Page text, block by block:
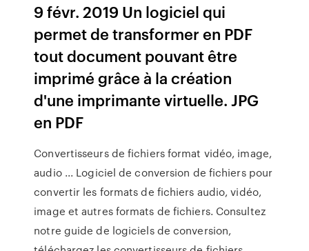
9 févr. 2019 Un logiciel qui
permet de transformer en PDF
tout document pouvant être
imprimé grâce à la création
d'une imprimante virtuelle. JPG
en PDF
Convertisseurs de fichiers format vidéo, image,
audio ... Logiciel de conversion de fichiers pour
convertir les formats de fichiers audio, vidéo,
image et autres formats de fichiers. Consultez
notre guide de logiciels de conversion,